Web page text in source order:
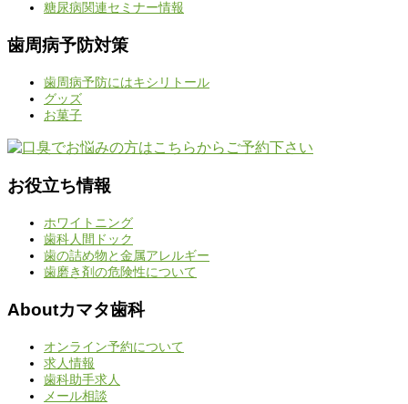
糖尿病関連セミナー情報
歯周病予防対策
歯周病予防にはキシリトール
グッズ
お菓子
お役立ち情報
ホワイトニング
歯科人間ドック
歯の詰め物と金属アレルギー
歯磨き剤の危険性について
Aboutカマタ歯科
オンライン予約について
求人情報
歯科助手求人
メール相談